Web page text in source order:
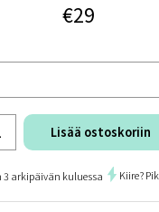
€29
Lisää ostoskoriin
3 arkipäivän kuluessa Kiire?